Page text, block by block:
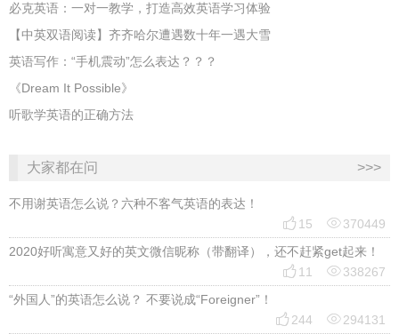
必克英语：一对一教学，打造高效英语学习体验
【中英双语阅读】齐齐哈尔遭遇数十年一遇大雪
英语写作：“手机震动”怎么表达？？？
《Dream It Possible》
听歌学英语的正确方法
大家都在问 >>>
不用谢英语怎么说？六种不客气英语的表达！
 15 370449
2020好听寓意又好的英文微信昵称（带翻译），还不赶紧get起来！
 11 338267
“外国人”的英语怎么说？ 不要说成“Foreigner”！
 244 294131